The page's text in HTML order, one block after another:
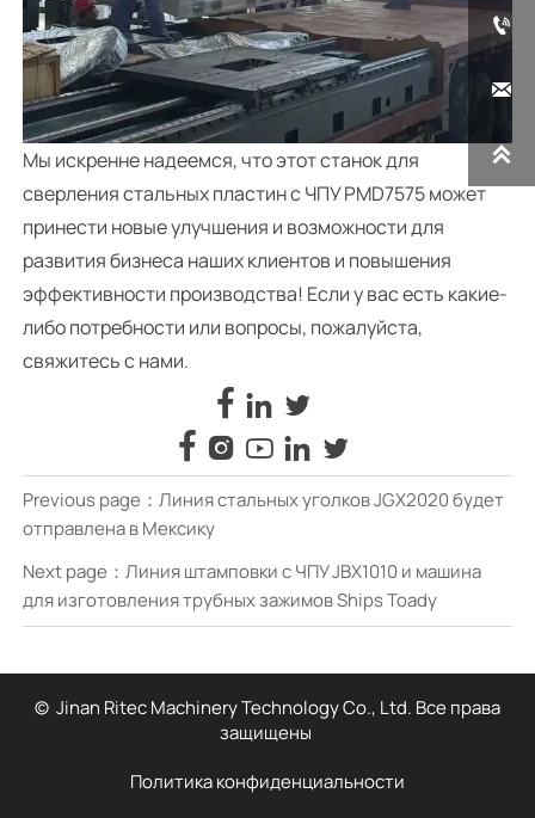
Мы искренне надеемся, что этот станок для
сверления стальных пластин с ЧПУ PMD7575 может
принести новые улучшения и возможности для
развития бизнеса наших клиентов и повышения
эффективности производства! Если у вас есть какие-
либо потребности или вопросы, пожалуйста,
свяжитесь с нами.
  
    
Previous page： Линия стальных уголков JGX2020 будет
отправлена в Мексику
Next page： Линия штамповки с ЧПУ JBX1010 и машина
для изготовления трубных зажимов Ships Toady
© Jinan Ritec Machinery Technology Co., Ltd. Все права
защищены
Политика конфиденциальности


